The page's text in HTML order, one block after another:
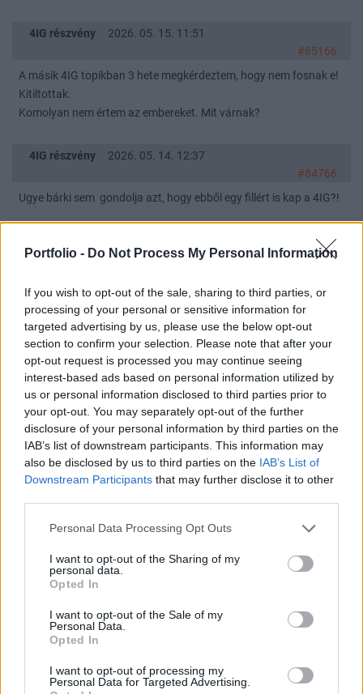
Portfolio - Do Not Process My Personal Information
If you wish to opt-out of the sale, sharing to third parties, or
processing of your personal or sensitive information for
targeted advertising by us, please use the below opt-out
section to confirm your selection. Please note that after your
opt-out request is processed you may continue seeing
interest-based ads based on personal information utilized by
us or personal information disclosed to third parties prior to
your opt-out. You may separately opt-out of the further
disclosure of your personal information by third parties on the
IAB’s list of downstream participants. This information may
also be disclosed by us to third parties on the IAB’s List of
Downstream Participants that may further disclose it to other
Personal Data Processing Opt Outs
I want to opt-out of the Sharing of my
personal data.
Opted In
I want to opt-out of the Sale of my
Personal Data.
Opted In
I want to opt-out of processing my
Personal Data for Targeted Advertising.
4IG részvény
2026. 05. 15. 11:51
#85166
A másik 4IG topikban 3 hete megkérdeztem, hogy nem fosnak e!
Kitiltottak.
Komolyan nem értem az embereket. Mit várnak?
4IG részvény
2026. 05. 14. 12:37
#84766
Ugye bárki sem gondolja azt, hogy ebből egy fillért is kap a 4IG?!
#91036
4IG részvény
2026. 04. 13. 09:17
#81556
Úgy látszik kellett volna
4IG részvény
2026. 04. 12. 07:24
#81491
Mint régi 4ig tulaj kérdezem: nem féltek egy ellenzéki 2/3-tól?
Köszi mindenkinek,akkor egyenlőre kivárás
Financial Forecasts
János!
Ha jól sejtem USAR-ban wave(iii) meg volt. Jelen állás szerint 22$